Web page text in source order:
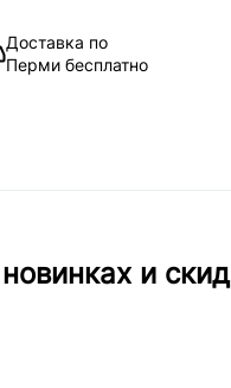
Доставка по
Перми бесплатно
и